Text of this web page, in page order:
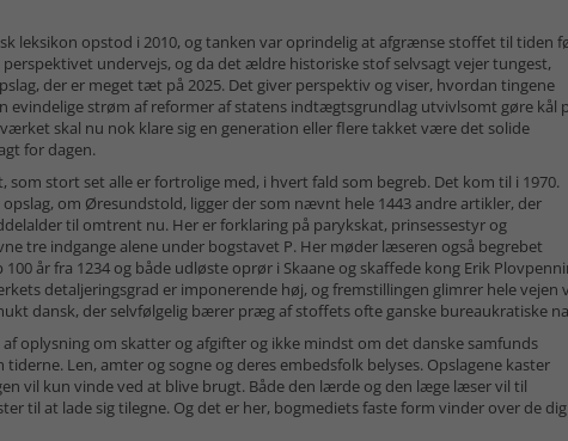
leksikon opstod i 2010, og tanken var oprindelig at afgrænse stoffet til tiden
undervejs, og da det ældre historiske stof selvsagt vejer tungest,
der er meget tæt på 2025. Det giver perspektiv og viser, hvordan tingene
evindelige strøm af reformer af statens indtægtsgrundlag utvivlsomt gøre kål
skal nu nok klare sig en generation eller flere takket være det solide
for dagen.
som stort set alle er fortrolige med, i hvert fald som begreb. Det kom til i 1970.
om Øresundstold, ligger der som nævnt hele 1443 andre artikler, der
til omtrent nu. Her er forklaring på parykskat, prinsessestyr og
tre indgange alene under bogstavet P. Her møder læseren også begrebet
år fra 1234 og både udløste oprør i Skaane og skaffede kong Erik
detaljeringsgrad er imponerende høj, og fremstillingen glimrer hele vejen
dansk, der selvfølgelig bærer præg af stoffets ofte ganske bureaukratiske
oplysning om skatter og afgifter og ikke mindst om det danske samfunds
Len, amter og sogne og deres embedsfolk belyses. Opslagene kaster
vil kun vinde ved at blive brugt. Både den lærde og den læge læser vil til
til at lade sig tilegne. Og det er her, bogmediets faste form vinder over de